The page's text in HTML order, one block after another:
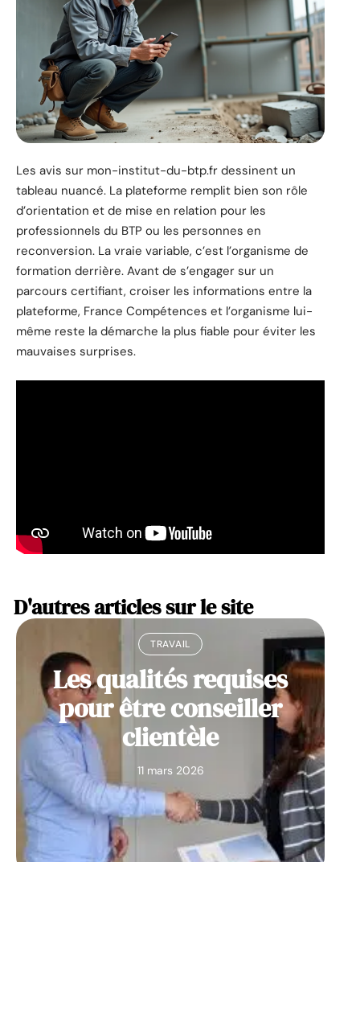
Les avis sur mon-institut-du-btp.fr dessinent un
tableau nuancé. La plateforme remplit bien son rôle
d’orientation et de mise en relation pour les
professionnels du BTP ou les personnes en
reconversion. La vraie variable, c’est l’organisme de
formation derrière. Avant de s’engager sur un
parcours certifiant, croiser les informations entre la
plateforme, France Compétences et l’organisme lui-
même reste la démarche la plus fiable pour éviter les
mauvaises surprises.
D'autres articles sur le site
TRAVAIL
Les qualités requises
pour être conseiller
clientèle
11 mars 2026